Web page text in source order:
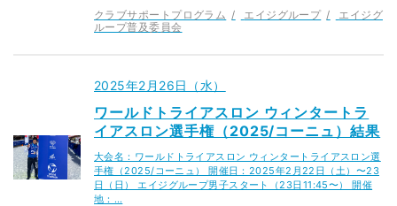
クラブサポートプログラム エイジグループ
エイジグ
ループ普及委員会
2025年2月26日（水）
ワールドトライアスロン ウィンタートラ
イアスロン選手権（2025/コーニュ）結果
大会名：ワールドトライアスロン ウィンタートライアスロン選
手権（2025/コーニュ） 開催日：2025年2月22日（土）〜23
日（日） エイジグループ男子スタート（23日11:45〜） 開催
地：…